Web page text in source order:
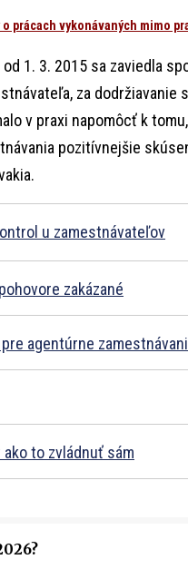
prácach vykonávaných mimo
1. 3. 2015 sa zaviedla
za dodržiavanie
v praxi napomôcť k
pozitívnejšie
u zamestnávateľov
zakázané
agentúrne
to zvládnuť sám